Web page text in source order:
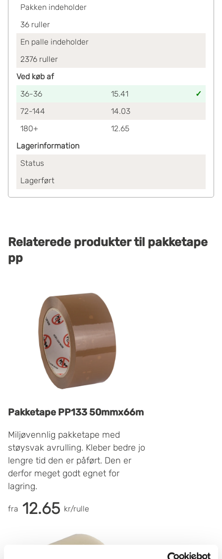
Pakken indeholder
36 ruller
En palle indeholder
2376 ruller
Ved køb af
36-36
15.41
72-144
14.03
180+
12.65
Lagerinformation
Status
Lagerført
Relaterede produkter til pakketape
pp
Pakketape PP133 50mmx66m
Miljøvennlig pakketape med
støysvak avrulling. Kleber bedre jo
lengre tid den er påført. Den er
derfor meget godt egnet for
lagring.
temperaturer og er en god
fra 12.65 kr/rulle